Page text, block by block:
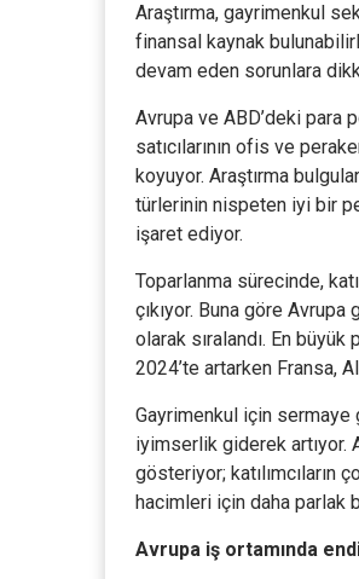
Araştırma, gayrimenkul
finansal kaynak
devam eden sorunlara
Avrupa ve ABD’deki para
satıcılarının ofis ve
koyuyor. Araştırma
türlerinin nispeten iyi bir
işaret ediyor.
Toparlanma sürecinde,
çıkıyor. Buna göre
olarak sıralandı. En
2024’te artarken Fransa,
Gayrimenkul için sermaye
iyimserlik giderek artıyor.
gösteriyor; katılımcıların
hacimleri için daha
Avrupa iş ortamında